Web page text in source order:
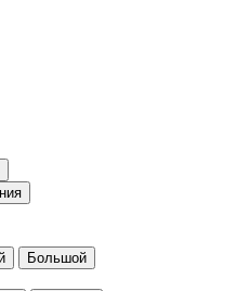
Большой